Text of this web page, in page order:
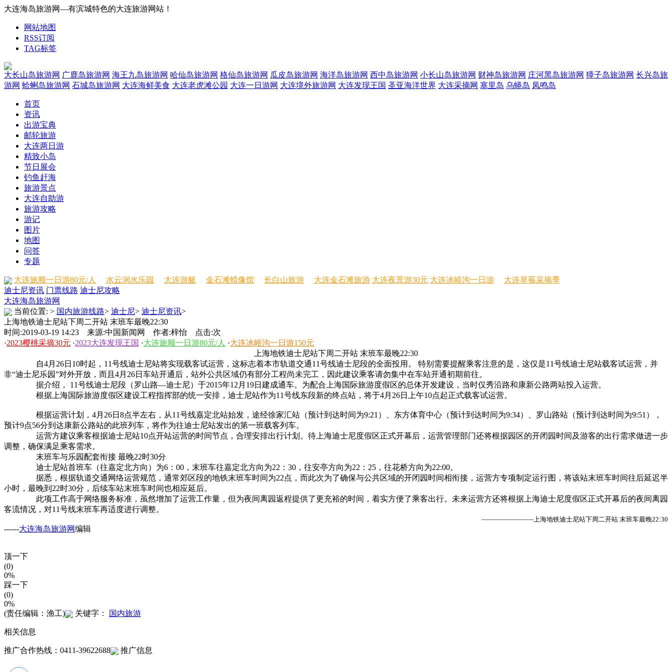
大连海岛旅游网—有滨城特色的大连旅游网站！
网站地图
RSS订阅
TAG标签
大长山岛旅游网 广鹿岛旅游网 海王九岛旅游网 哈仙岛旅游网 格仙岛旅游网 瓜皮岛旅游网 海洋岛旅游网 西中岛旅游网 小长山岛旅游网 财神岛旅游网 庄河黑岛旅游网 獐子岛旅游网 长兴岛旅
游网 蛤蜊岛旅游网 石城岛旅游网 大连海鲜美食 大连老虎滩公园 大连一日游网 大连境外旅游网 大连发现王国 圣亚海洋世界 大连采摘网 塞里岛 乌蟒岛 凤鸣岛
首页
资讯
出游宝典
邮轮旅游
大连两日游
精致小岛
节日展会
钓鱼赶海
旅游景点
大连自助游
旅游攻略
游记
图片
地图
问答
专题
大连旅顺一日游80元/人 水云涧水乐园 大连游艇 金石滩蜡像馆 长白山旅游 大连金石滩旅游 大连夜景游30元 大连冰峪沟一日游
大连草莓采摘季
迪士尼资讯 门票线路 迪士尼攻略
大连海岛旅游网
当前位置: > 国内旅游线路> 迪士尼> 迪士尼资讯>
上海地铁迪士尼站下周二开站 末班车最晚22:30
时间:2019-03-19 14:23 来源:中国新闻网 作者:梓怡 点击:次
·2023樱桃采摘30元 ·2023大连发现王国 ·大连旅顺一日游80元/人 ·大连冰峪沟一日游150元
上海地铁迪士尼站下周二开站 末班车最晚22:30
自4月26日10时起，11号线迪士尼站将实现载客试运营，这标志着本市轨道交通11号线迪士尼段的全面投用。 特别需要提醒乘客注意的是，这仅是11号线迪士尼站载客试运营，并
非“迪士尼乐园”对外开放，而且4月26日车站开通后，站外公共区域仍有部分工程尚未完工，因此建议乘客请勿集中在车站开通初期前往。
据介绍， 11号线迪士尼段（罗山路—迪士尼）于2015年12月19日建成通车。为配合上海国际旅游度假区的总体开发建设，当时仅秀沿路和康新公路两站投入运营。
根据上海国际旅游度假区建设工程指挥部的统一安排，迪士尼站作为11号线东段新的终点站，将于4月26日上午10点起正式载客试运营。
根据运营计划，4月26日8点半左右，从11号线嘉定北站始发，途经徐家汇站（预计到达时间为9:21）、东方体育中心（预计到达时间为9:34）、罗山路站（预计到达时间为9:51），
预计9点56分到达康新公路站的此班列车，将作为往迪士尼站发出的第一班载客列车。
运营方建议乘客根据迪士尼站10点开站运营的时间节点，合理安排出行计划。待上海迪士尼度假区正式开幕后，运营管理部门还将根据园区的开闭园时间及游客的出行需求做进一步
调整，确保满足乘客需求。
末班车与乐园配套衔接 最晚22时30分
迪士尼站首班车（往嘉定北方向）为6：00，末班车往嘉定北方向为22：30，往安亭方向为22：25，往花桥方向为22:00。
据悉，根据轨道交通网络运营规范，通常郊区段的地铁末班车时间为22点，而此次为了确保与公共区域的开闭园时间相衔接，运营方专项制定运行图，将该站末班车时间往后延迟半
小时，最晚到22时30分，后续车站末班车时间也相应延后。
此项工作高于网络服务标准，虽然增加了运营工作量，但为夜间离园返程提供了更充裕的时间，着实方便了乘客出行。未来运营方还将根据上海迪士尼度假区正式开幕后的夜间离园
客流情况，对11号线末班车再适度进行调整。
————————上海地铁迪士尼站下周二开站 末班车最晚22:30
------大连海岛旅游网编辑
顶一下
(0)
0%
踩一下
(0)
0%
(责任编辑：渔工)
关键字： 国内旅游
相关信息
推广合作热线：0411-39622688 推广信息